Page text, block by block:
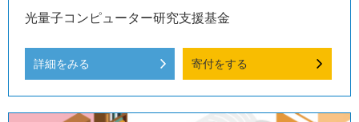
光量子コンピューター研究支援基金
詳細をみる 寄付をする